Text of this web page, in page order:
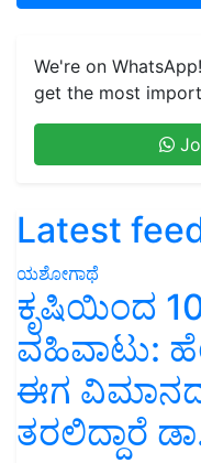
We're on
get the most
Latest
ಯಶೋಗಾಥೆ
ಕೃಷಿಯಿಂದ
ವಹಿವಾಟು:
ಈಗ ವಿಮಾನದ
ತರಲಿದ್ದಾರೆ